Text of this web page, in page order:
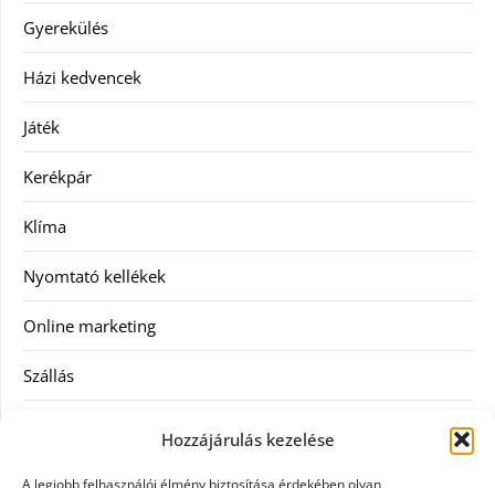
Hozzájárulás kezelése
A legjobb felhasználói élmény biztosítása érdekében olyan
Gyerekülés
Házi kedvencek
Játék
Kerékpár
Klíma
Nyomtató kellékek
Online marketing
Szállás
Szellőztető